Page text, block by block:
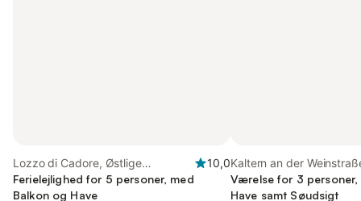
Lozzo di Cadore, Østlige
Dolomitter
10,0
Ferielejlighed for 5 personer, med
Balkon og Have
Kaltern an der
Nonsberggruppe
Værelse for 3 personer,
Have samt Søudsigt